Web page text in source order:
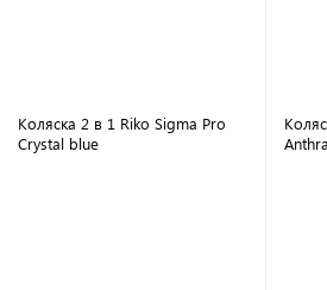
Коляска 2 в 1 Riko Sigma Pro
Сrystal blue